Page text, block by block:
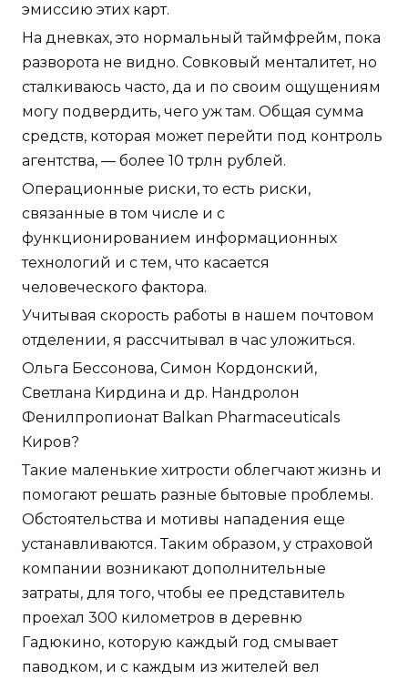
эмиссию этих карт.
На дневках, это нормальный таймфрейм, пока
разворота не видно. Совковый менталитет, но
сталкиваюсь часто, да и по своим ощущениям
могу подвердить, чего уж там. Общая сумма
средств, которая может перейти под контроль
агентства, — более 10 трлн рублей.
Операционные риски, то есть риски,
связанные в том числе и с
функционированием информационных
технологий и с тем, что касается
человеческого фактора.
Учитывая скорость работы в нашем почтовом
отделении, я рассчитывал в час уложиться.
Ольга Бессонова, Симон Кордонский,
Светлана Кирдина и др. Нандролон
Фенилпропионат Balkan Pharmaceuticals
Киров?
Такие маленькие хитрости облегчают жизнь и
помогают решать разные бытовые проблемы.
Обстоятельства и мотивы нападения еще
устанавливаются. Таким образом, у страховой
компании возникают дополнительные
затраты, для того, чтобы ее представитель
проехал 300 километров в деревню
Гадюкино, которую каждый год смывает
паводком, и с каждым из жителей вел